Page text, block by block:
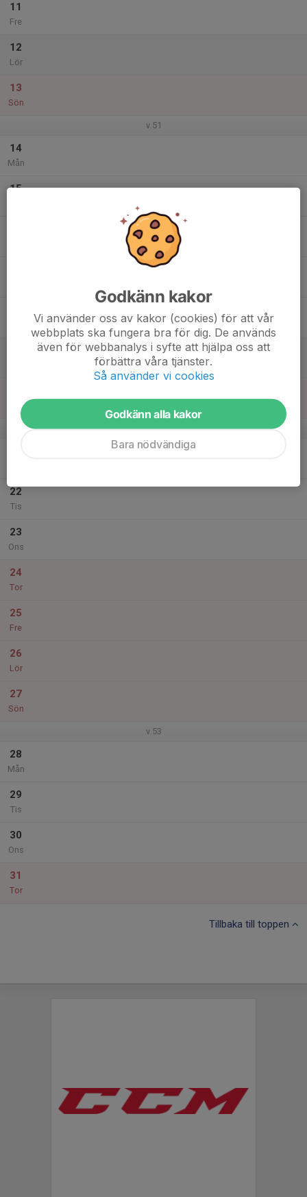
11
Fre
12
Lör
13
Sön
v.51
14
Mån
15
Sön
v.52
22
Tis
23
Ons
24
Tor
25
Fre
26
Lör
27
Sön
v.53
28
Mån
29
Tis
30
Ons
31
Tor
Tillbaka till toppen
Godkänn kakor
Vi använder oss av kakor (cookies) för att vår
webbplats ska fungera bra för dig. De används
även för webbanalys i syfte att hjälpa oss att
förbättra våra tjänster.
Så använder vi cookies
Godkänn alla kakor
Bara nödvändiga